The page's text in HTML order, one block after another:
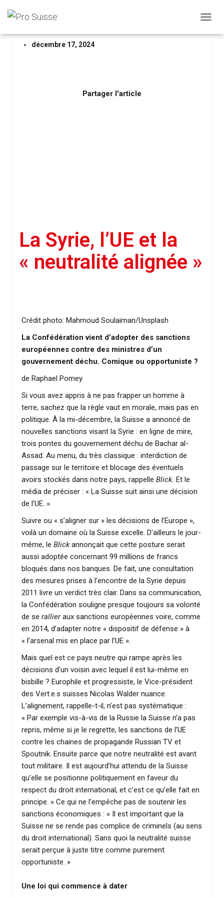
É
décembre 17, 2024
Partager l'article
La Syrie, l’UE et la
« neutralité alignée »
Crédit photo: Mahmoud Soulaiman/Unsplash
La Confédération vient d’adopter des sanctions
européennes contre des ministres d’un
gouvernement déchu. Comique ou opportuniste ?
de Raphael Pomey
Si vous avez appris à ne pas frapper un homme à
terre, sachez que la règle vaut en morale, mais pas en
politique. À la mi-décembre, la Suisse a annoncé de
nouvelles sanctions visant la Syrie : en ligne de mire,
trois pontes du gouvernement déchu de Bachar al-
Assad. Au menu, du très classique : interdiction de
passage sur le territoire et blocage des éventuels
avoirs stockés dans notre pays, rappelleBlick.Et le
média de préciser : « La Suisse suit ainsi une décision
de l’UE. »
Suivre ou « s’aligner sur » les décisions de l’Europe »,
voilà un domaine où la Suisse excelle. D’ailleurs le jour-
même, leBlickannonçait que cette posture serait
aussi adoptée concernant 99 millions de francs
bloqués dans nos banques. De fait, une consultation
des mesures prises à l’encontre de la Syrie depuis
2011 livre un verdict très clair. Dans sa communication,
la Confédération souligne presque toujours sa volonté
de serallieraux sanctions européennes voire, comme
en 2014, d’adapter notre « dispositif de défense » à
« l’arsenal mis en place par l’UE ».
Mais quel est ce pays neutre qui rampe après les
décisions d’un voisin avec lequel il est lui-même en
bisbille ? Europhile et progressiste, le Vice-président
des Vert.e.s suisses Nicolas Walder nuance.
L’alignement, rappelle-t-il, n’est pas systématique :
« Par exemple vis-à-vis de la Russie la Suisse n’a pas
repris, même si je le regrette, les sanctions de l’UE
contre les chaines de propagande Russian TV et
Spoutnik. Ensuite parce que notre neutralité est avant
tout militaire. Il est aujourd’hui attendu de la Suisse
qu’elle se positionne politiquement en faveur du
respect du droit international, et c’est ce qu’elle fait en
principe. » Ce qui ne l’empêche pas de soutenir les
sanctions économiques : « Il est important que la
Suisse ne se rende pas complice de criminels (au sens
du droit international). Sans quoi la neutralité suisse
serait perçue à juste titre comme purement
opportuniste. »
Une loi qui commence à dater